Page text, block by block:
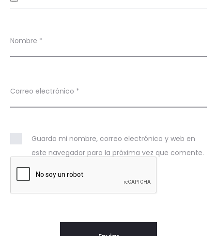
Nombre *
Correo electrónico *
Guarda mi nombre, correo electrónico y web en
este navegador para la próxima vez que comente.